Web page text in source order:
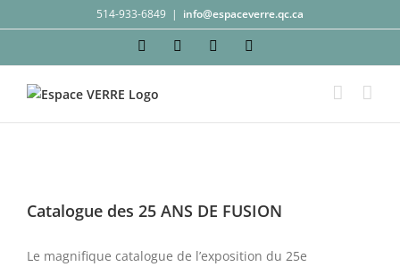
au
514-933-6849 | info@espaceverre.qc.ca
FacebookInstagramYouTube
Catalogue des 25 ANS DE FUSION
Le magnifique catalogue de l’exposition du 25e